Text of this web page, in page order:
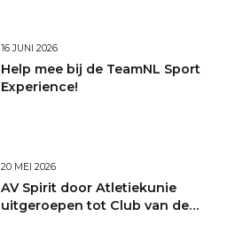
16 JUNI 2026
Help mee bij de TeamNL Sport
Experience!
20 MEI 2026
AV Spirit door Atletiekunie
uitgeroepen tot Club van de